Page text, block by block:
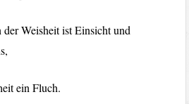
der Weisheit ist Einsicht und
ein Fluch.